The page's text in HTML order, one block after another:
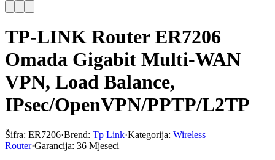
TP-LINK Router ER7206
Omada Gigabit Multi-WAN
VPN, Load Balance,
IPsec/OpenVPN/PPTP/L2TP
Šifra: ER7206·Brend: Tp Link·Kategorija: Wireless
Router·Garancija: 36 Mjeseci